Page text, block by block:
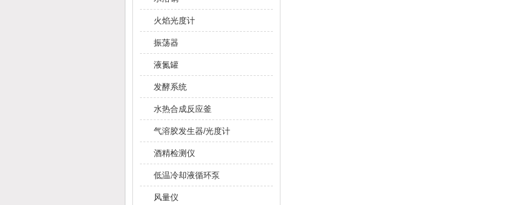
火焰光度计
振荡器
液氮罐
发酵系统
水热合成反应釜
气溶胶发生器/光度计
酒精检测仪
低温冷却液循环泵
风量仪